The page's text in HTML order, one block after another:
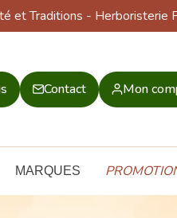
et Traditions - Herboristerie
Contact Mon
MARQUES